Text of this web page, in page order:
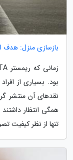
بازسازی منزل: هدف
بود. بسیاری از
نقدهای آن منتشر
همگی انتظار
تنها از نظر کیفیت